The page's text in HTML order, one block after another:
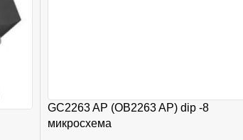
GC2263 AP (OB2263 AP) dip -8
микросхема